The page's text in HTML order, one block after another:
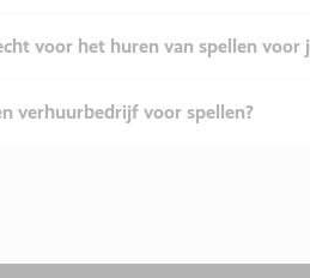
voor het huren van spellen voor
verhuurbedrijf voor spellen?